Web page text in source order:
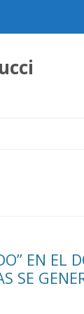
EN EL
SE